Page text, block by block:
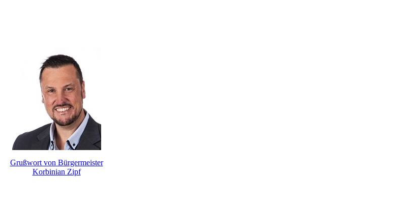
Grußwort von Bürgermeister
Korbinian Zipf